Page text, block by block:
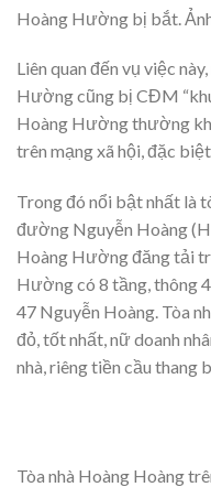
Hoàng Hường bị bắt.
Liên quan đến vụ việc
Hường cũng bị CĐM
Hoàng Hường thường
trên mạng xã hội, đặc
Trong đó nổi bật nhất là
đường Nguyễn Hoàng
Hoàng Hường đăng tải
Hường có 8 tầng, thông 4
47 Nguyễn Hoàng. Tòa
đỏ, tốt nhất, nữ doanh
nhà, riêng tiền cầu thang
Tòa nhà Hoàng Hoàng